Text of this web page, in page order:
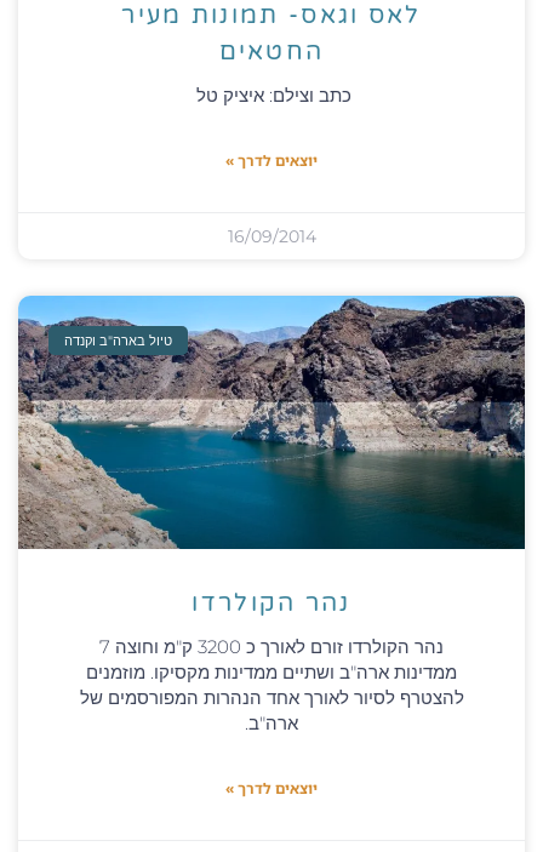
לאס וגאס- תמונות מעיר
החטאים
כתב וצילם: איציק טל
יוצאים לדרך »
16/09/2014
טיול בארה"ב וקנדה
נהר הקולרדו
נהר הקולרדו זורם לאורך כ 3200 ק"מ וחוצה 7
ממדינות ארה"ב ושתיים ממדינות מקסיקו. מוזמנים
להצטרף לסיור לאורך אחד הנהרות המפורסמים של
ארה"ב.
יוצאים לדרך »